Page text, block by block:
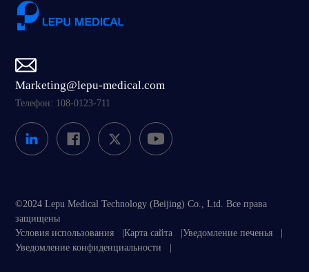
Marketing@lepu-medical.com
Телефон: 108-0123-711
©2024 Lepu Medical Technology (Beijing) Co., Ltd. Все права
защищены
Условия использования
|Карта сайта |Уведомление печенья
Уведомление конфиденциальности